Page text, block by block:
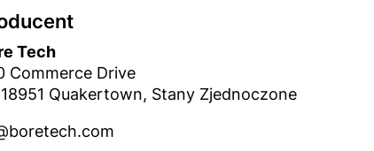
Tech
Commerce Drive
18951 Quakertown, Stany Zjednoczone